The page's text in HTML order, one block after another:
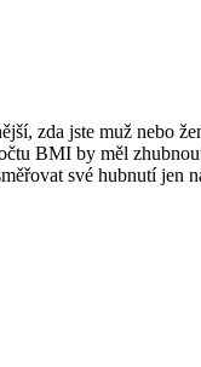
zda jste muž nebo
BMI by měl
své hubnutí jen